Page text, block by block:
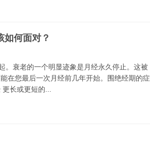
如何面对？
。衰老的一个明显迹象是月经永久停止。这被
在您最后一次月经前几年开始。围绝经期的症
长或更短的...